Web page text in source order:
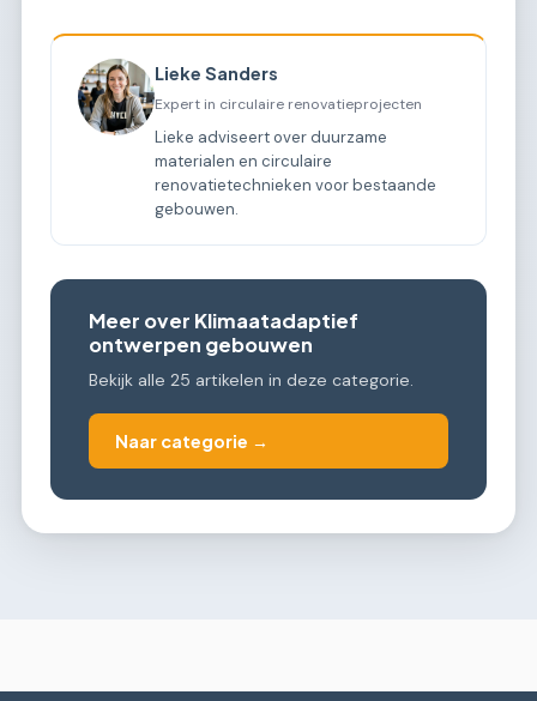
Lieke Sanders
Expert in circulaire renovatieprojecten
Lieke adviseert over duurzame
materialen en circulaire
renovatietechnieken voor bestaande
gebouwen.
Meer over Klimaatadaptief
ontwerpen gebouwen
Bekijk alle 25 artikelen in deze categorie.
Naar categorie →